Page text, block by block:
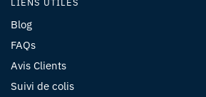
Blog
FAQs
Avis Clients
Suivi de colis